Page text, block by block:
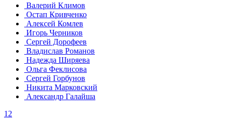
Валерий Климов
Остап Кривченко
Алексей Комлев
Игорь Черников
Сергей Дорофеев
Владислав Романов
Надежда Ширяева
Ольга Феклисова
Сергей Горбунов
Никита Марковский
Александр Галайша
1 2